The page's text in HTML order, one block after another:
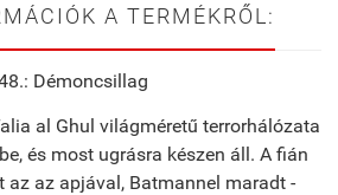
A TERMÉKRŐL:
Démoncsillag
al Ghul világméretű terrorhálózata
és most ugrásra készen áll. A fián
az az apjával, Batmannel maradt -